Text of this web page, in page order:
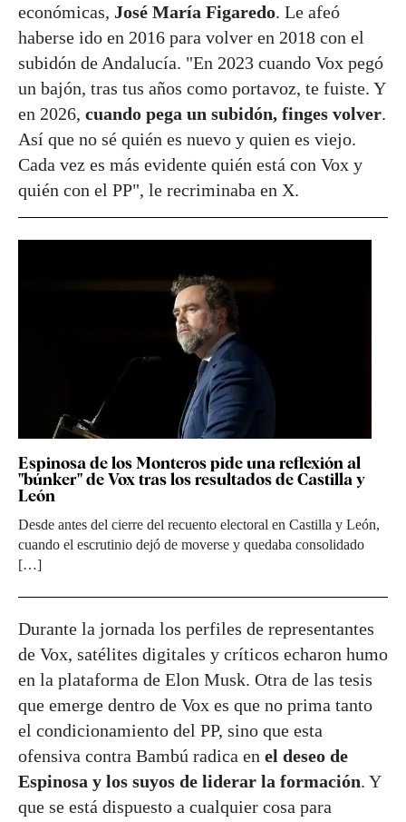
económicas, José María Figaredo. Le afeó
haberse ido en 2016 para volver en 2018 con el
subidón de Andalucía. "En 2023 cuando Vox pegó
un bajón, tras tus años como portavoz, te fuiste. Y
en 2026, cuando pega un subidón, finges volver.
Así que no sé quién es nuevo y quien es viejo.
Cada vez es más evidente quién está con Vox y
quién con el PP", le recriminaba en X.
Espinosa de los Monteros pide una reflexión al
"búnker" de Vox tras los resultados de Castilla y
León
Desde antes del cierre del recuento electoral en Castilla y León,
cuando el escrutinio dejó de moverse y quedaba consolidado
[…]
Durante la jornada los perfiles de representantes
de Vox, satélites digitales y críticos echaron humo
en la plataforma de Elon Musk. Otra de las tesis
que emerge dentro de Vox es que no prima tanto
el condicionamiento del PP, sino que esta
ofensiva contra Bambú radica en el deseo de
Espinosa y los suyos de liderar la formación. Y
que se está dispuesto a cualquier cosa para